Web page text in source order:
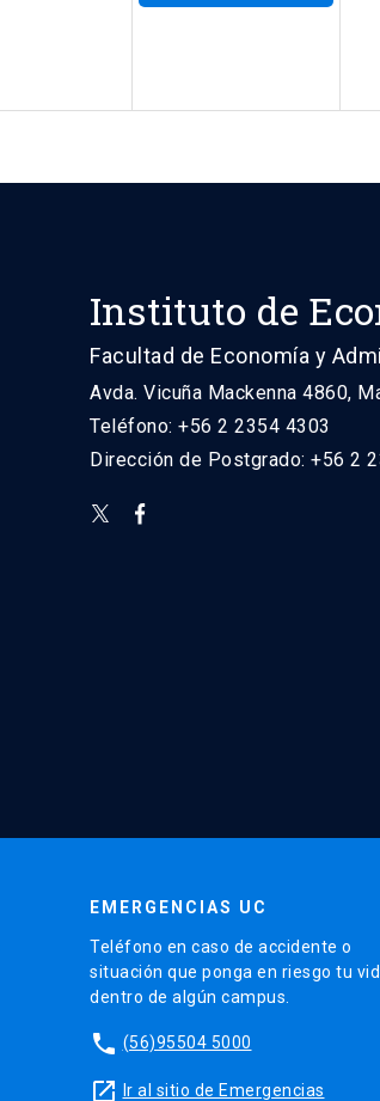
Instituto de
Facultad de Economía y
Avda. Vicuña Mackenna 4860,
Teléfono: +56 2 2354 4303
Dirección de Postgrado: +56 2
EMERGENCIAS UC
Teléfono en caso de accidente o
situación que ponga en riesgo tu
dentro de algún campus.
phone (56)95504 5000
launch Ir al sitio de Emergencias